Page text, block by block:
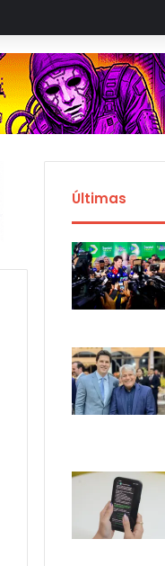
Últimas